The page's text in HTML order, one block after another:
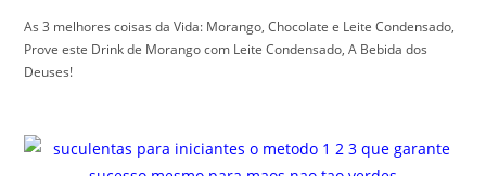
As 3 melhores coisas da Vida: Morango, Chocolate e Leite Condensado,
Prove este Drink de Morango com Leite Condensado, A Bebida dos
Deuses!